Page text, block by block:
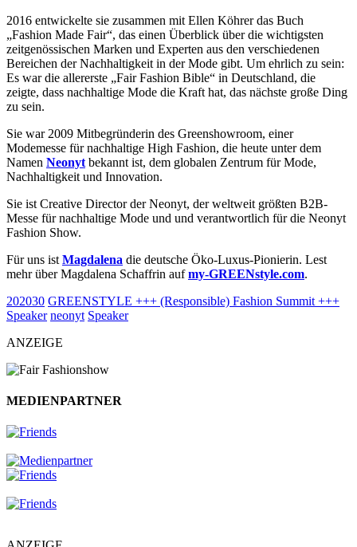
2016 entwickelte sie zusammen mit Ellen Köhrer das Buch
„Fashion Made Fair“, das einen Überblick über die wichtigsten
zeitgenössischen Marken und Experten aus den verschiedenen
Bereichen der Nachhaltigkeit in der Mode gibt. Um ehrlich zu sein:
Es war die allererste „Fair Fashion Bible“ in Deutschland, die
zeigte, dass nachhaltige Mode die Kraft hat, das nächste große Ding
zu sein.
Sie war 2009 Mitbegründerin des Greenshowroom, einer
Modemesse für nachhaltige High Fashion, die heute unter dem
Namen Neonyt bekannt ist, dem globalen Zentrum für Mode,
Nachhaltigkeit und Innovation.
Sie ist Creative Director der Neonyt, der weltweit größten B2B-
Messe für nachhaltige Mode und und verantwortlich für die Neonyt
Fashion Show.
Für uns ist Magdalena die deutsche Öko-Luxus-Pionierin. Lest
mehr über Magdalena Schaffrin aufmy-GREENstyle.com.
202030 GREENSTYLE +++ (Responsible) Fashion Summit +++
Speaker neonyt Speaker
ANZEIGE
MEDIENPARTNER